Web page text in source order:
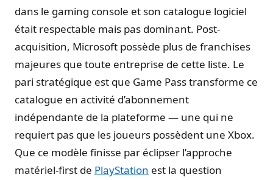
dans le gaming console et son catalogue logiciel
était respectable mais pas dominant. Post-
acquisition, Microsoft possède plus de franchises
majeures que toute entreprise de cette liste. Le
pari stratégique est que Game Pass transforme ce
catalogue en activité d’abonnement
indépendante de la plateforme — une qui ne
requiert pas que les joueurs possèdent une Xbox.
Que ce modèle finisse par éclipser l’approche
matériel-first de PlayStation est la question